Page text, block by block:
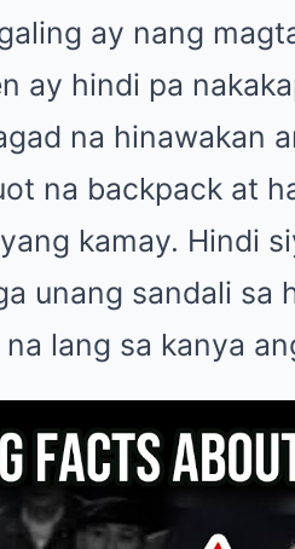
ay nang
ay hindi pa
na hinawakan
na backpack at
kamay. Hindi
unang sandali sa
lang sa kanya